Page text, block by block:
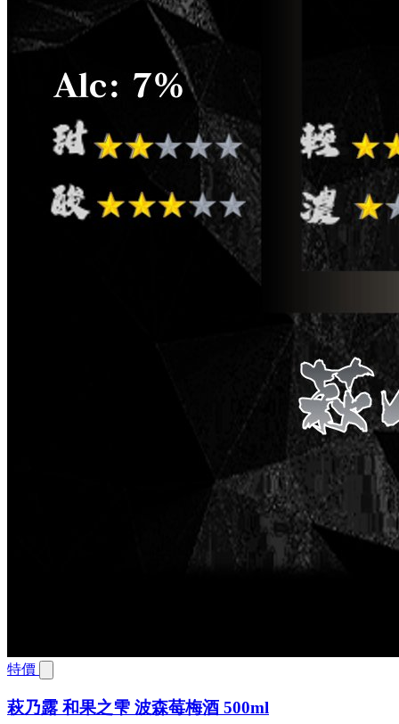
特價
萩乃露 和果之雫 波森莓梅酒 500ml